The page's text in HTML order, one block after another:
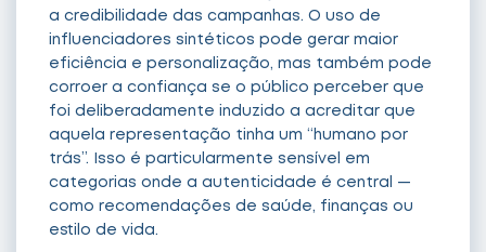
a credibilidade das campanhas. O uso de
influenciadores sintéticos pode gerar maior
eficiência e personalização, mas também pode
corroer a confiança se o público perceber que
foi deliberadamente induzido a acreditar que
aquela representação tinha um “humano por
trás”. Isso é particularmente sensível em
categorias onde a autenticidade é central —
como recomendações de saúde, finanças ou
estilo de vida.